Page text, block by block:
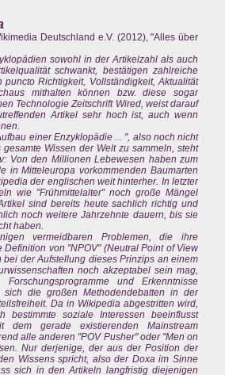
Deutschland e.V. (2012), "Alles über
sowohl in der Artikelzahl als auch
schwankt, bestätigen zahlreiche
Richtigkeit, Vollständigkeit, Aktualität
mithalten können bzw. diese sogar
Technologie Zeitschrift Wired, weist darauf
Artikel sehr hoch ist, auch wenn
einer Enzyklopädie ... ", also noch nicht
Wissen der Welt zu sammeln, steht
Von den Millionen Lebewesen haben zum
in Mitteleuropa vorkommenden Baumarten
der englischen weit hinterher. In letzter
wie "Frühmittelalter" noch große Mängel
sind bereits heute sachlich richtig und
noch weitere Jahrzehnte dauern, bis sie
haben.
vermeidbaren Problemen, die ihre
von "NPOV" (Neutral Point of View
der Aufstellung dieses Prinzips an einem
noch akzeptabel sein mag,
und Erkenntnisse
die großen Methodendebatten in der
Da in Wikipedia abgestritten wird,
bestimmte soziale Interessen beeinflusst
dem gerade existierenden Mainstream
alle anderen "POV Pusher" oder "Men on
Nur derjenige, der aus der Position der
Wissens spricht, also der Doxa im Sinne
sich in den Artikeln langfristig diejenigen